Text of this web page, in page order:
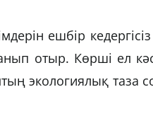
ешбір
отыр. Көрші ел
экологиялық таза